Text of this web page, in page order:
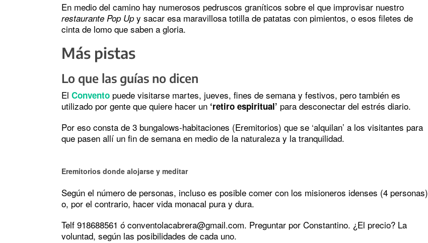
En medio del camino hay numerosos pedruscos graníticos sobre el que improvisar nuestro
restaurante Pop Up y sacar esa maravillosa totilla de patatas con pimientos, o esos filetes de
cinta de lomo que saben a gloria.
Más pistas
Lo que las guías no dicen
El Convento puede visitarse martes, jueves, fines de semana y festivos, pero también es
utilizado por gente que quiere hacer un ‘retiro espiritual’ para desconectar del estrés diario.
Por eso consta de 3 bungalows-habitaciones (Eremitorios) que se ‘alquilan’ a los visitantes para
que pasen allí un fin de semana en medio de la naturaleza y la tranquilidad.
Eremitorios donde alojarse y meditar
Según el número de personas, incluso es posible comer con los misioneros idenses (4 personas)
o, por el contrario, hacer vida monacal pura y dura.
Telf 918688561 ó conventolacabrera@gmail.com. Preguntar por Constantino. ¿El precio? La
voluntad, según las posibilidades de cada uno.